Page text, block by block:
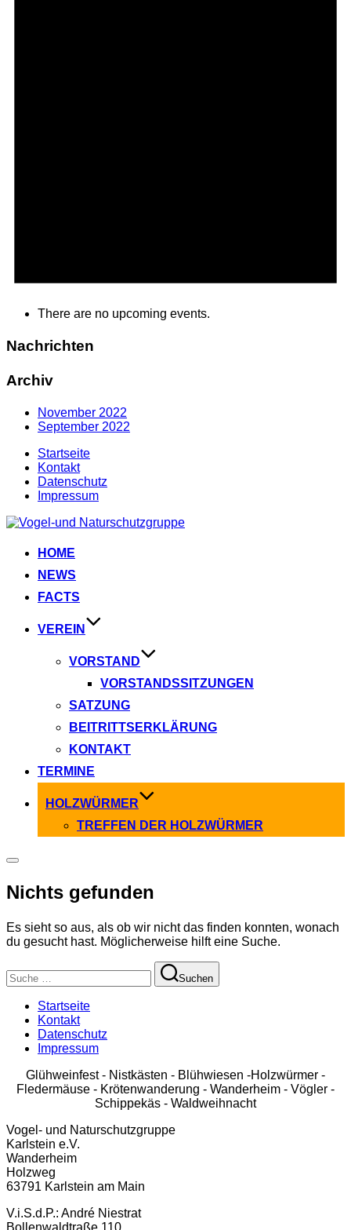
There are no upcoming events.
Nachrichten
Archiv
November 2022
September 2022
Startseite
Kontakt
Datenschutz
Impressum
Zum
springenHOME
NEWS
FACTS
VEREIN
VORSTAND
VORSTANDSSITZUNGEN
SATZUNG
BEITRITTSERKLÄRUNG
KONTAKT
TERMINE
HOLZWÜRMER
TREFFEN DER HOLZWÜRMER
Seitenleiste
Navigation
umschalten
Nichts gefunden
Es sieht so aus, als ob wir nicht das finden konnten, wonach
du gesucht hast. Möglicherweise hilft eine Suche.
Suchen
nach:
Suchen
Startseite
Kontakt
Datenschutz
Impressum
Glühweinfest - Nistkästen - Blühwiesen -Holzwürmer -
Fledermäuse - Krötenwanderung - Wanderheim - Vögler -
Schippekäs - Waldweihnacht
Vogel- und Naturschutzgruppe
Karlstein e.V.
Wanderheim
Holzweg
63791 Karlstein am Main
V.i.S.d.P.: André Niestrat
Bollenwaldtraße 110